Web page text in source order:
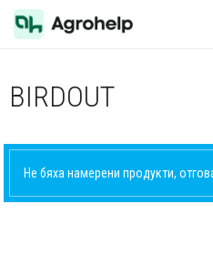
BIRDOUT
Не бяха намерени продукти,